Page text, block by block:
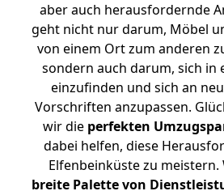
aber auch herausfordernde
geht nicht nur darum, Möbel
von einem Ort zum anderen
sondern auch darum, sich in
einzufinden und sich an
Vorschriften anzupassen.
wir die perfekten
dabei helfen, diese
Elfenbeinküste zu meistern.
breite Palette von